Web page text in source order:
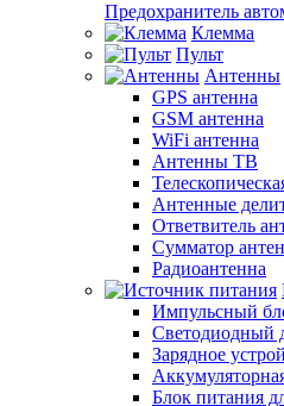
Предохранитель
Клемма
Пульт
Антенны
GPS антенна
GSM антенна
WiFi антенна
Антенны ТВ
Антенные
Ответвитель
Сумматор
Радиоантенна
Импульсный
Светодиодный
Зарядное
Блок питания